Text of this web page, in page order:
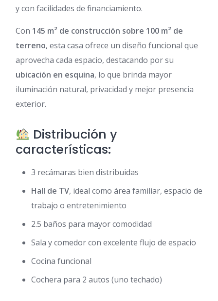
y con facilidades de financiamiento.
Con 145 m² de construcción sobre 100 m² de
terreno, esta casa ofrece un diseño funcional que
aprovecha cada espacio, destacando por su
ubicación en esquina, lo que brinda mayor
iluminación natural, privacidad y mejor presencia
exterior.
Distribución y
características:
3 recámaras bien distribuidas
Hall de TV, ideal como área familiar, espacio de
trabajo o entretenimiento
2.5 baños para mayor comodidad
Sala y comedor con excelente flujo de espacio
Cocina funcional
Cochera para 2 autos (uno techado)